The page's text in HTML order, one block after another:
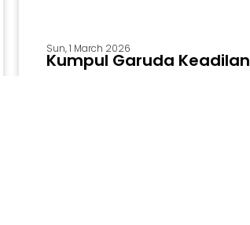
Sun, 1 March 2026
Kumpul Garuda Keadilan